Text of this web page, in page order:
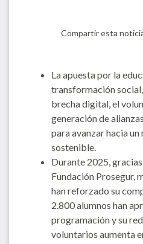
Compartir esta
La apuesta por la
transformación
brecha digital, el
generación de
para avanzar hacia
sostenible.
Durante 2025,
Fundación Prosegur,
han reforzado su
2.800 alumnos han
programación y su
voluntarios aumenta